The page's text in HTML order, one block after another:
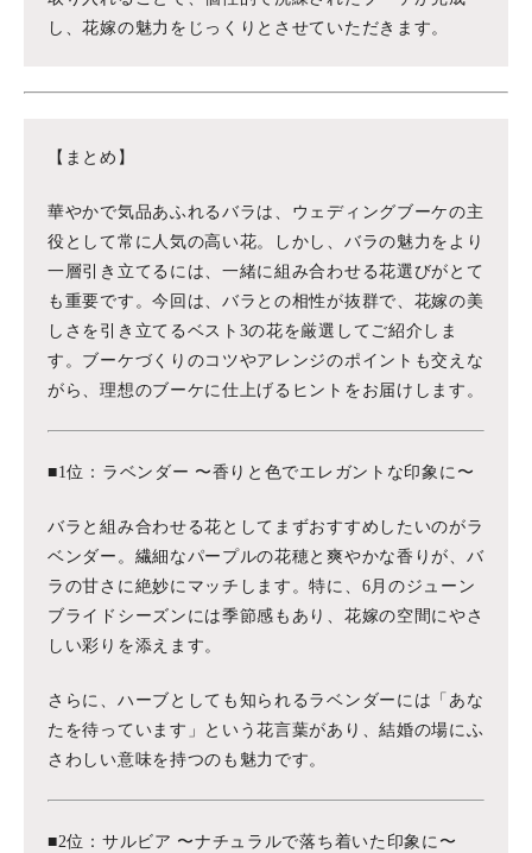
し、花嫁の魅力をじっくりとさせていただきます。
【まとめ】
華やかで気品あふれるバラは、ウェディングブーケの主
役として常に人気の高い花。しかし、バラの魅力をより
一層引き立てるには、一緒に組み合わせる花選びがとて
も重要です。今回は、バラとの相性が抜群で、花嫁の美
しさを引き立てるベスト3の花を厳選してご紹介しま
す。ブーケづくりのコツやアレンジのポイントも交えな
がら、理想のブーケに仕上げるヒントをお届けします。
■1位：ラベンダー 〜香りと色でエレガントな印象に〜
バラと組み合わせる花としてまずおすすめしたいのがラ
ベンダー。繊細なパープルの花穂と爽やかな香りが、バ
ラの甘さに絶妙にマッチします。特に、6月のジューン
ブライドシーズンには季節感もあり、花嫁の空間にやさ
しい彩りを添えます。
さらに、ハーブとしても知られるラベンダーには「あな
たを待っています」という花言葉があり、結婚の場にふ
さわしい意味を持つのも魅力です。
■2位：サルビア 〜ナチュラルで落ち着いた印象に〜